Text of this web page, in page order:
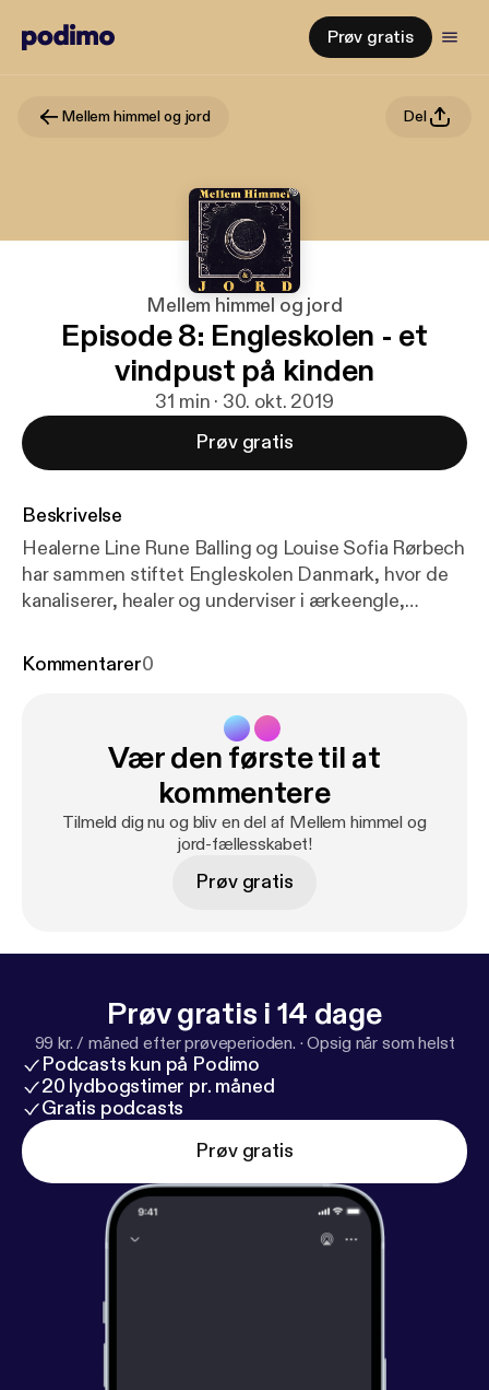
Prøv gratis
Mellem himmel og jord Del
Mellem himmel og jord
Episode 8: Engleskolen - et
vindpust på kinden
31 min · 30. okt. 2019
Prøv gratis
Beskrivelse
Healerne Line Rune Balling og Louise Sofia Rørbech
har sammen stiftet Engleskolen Danmark, hvor de
kanaliserer, healer og underviser i ærkeengle,
engle for det blideste lys man kan forestille sig, og
jødedom, kristendom og islam? Hvordan finder man
sin ærkeengel? Og hvad er englekort egentlig? Tag
med i engleskole. Tilrettelæggelse, speak og
produktion: Cecilie Wortziger. Musik: Frej Levin.
Kommentarer0
Vær den første til at
kommentere
Tilmeld dig nu og bliv en del af Mellem himmel og
jord-fællesskabet!
Prøv gratis
Prøv gratis i 14 dage
99 kr. / måned efter prøveperioden. ·Opsig når som helst
Podcasts kun på Podimo
20 lydbogstimer pr. måned
Gratis podcasts
Prøv gratis